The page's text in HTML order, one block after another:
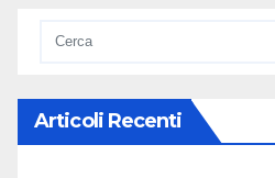
Articoli Recenti